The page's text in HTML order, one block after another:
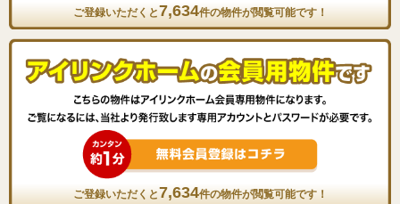
ご登録いただくと7,634件の物件が閲覧可能です！
ご登録いただくと7,634件の物件が閲覧可能です！